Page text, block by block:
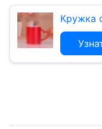
Кружка